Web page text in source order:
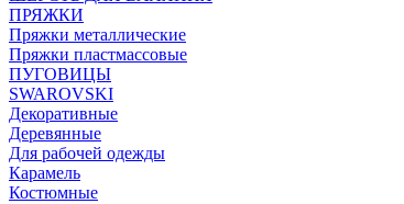
ПРЯЖКИ
Пряжки металлические
Пряжки пластмассовые
ПУГОВИЦЫ
SWAROVSKI
Декоративные
Деревянные
Для рабочей одежды
Карамель
Костюмные